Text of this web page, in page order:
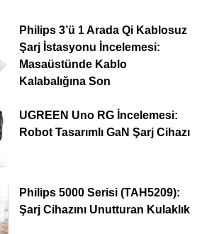
Philips 3’ü 1 Arada Qi Kablosuz
Şarj İstasyonu İncelemesi:
Masaüstünde Kablo
Kalabalığına Son
UGREEN Uno RG İncelemesi:
Robot Tasarımlı GaN Şarj Cihazı
Philips 5000 Serisi (TAH5209):
Şarj Cihazını Unutturan Kulaklık